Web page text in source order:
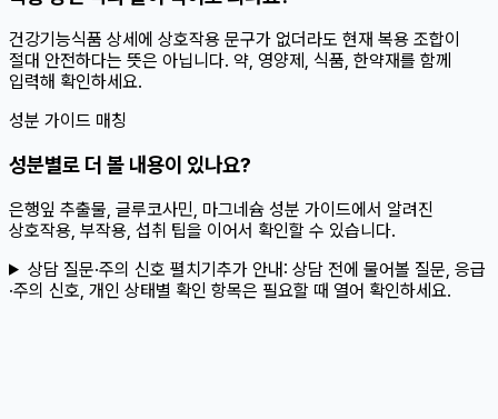
건강기능식품 상세에 상호작용 문구가 없더라도 현재 복용 조합이
절대 안전하다는 뜻은 아닙니다. 약, 영양제, 식품, 한약재를 함께
입력해 확인하세요.
성분 가이드 매칭
성분별로 더 볼 내용이 있나요?
은행잎 추출물, 글루코사민, 마그네슘 성분 가이드에서 알려진
상호작용, 부작용, 섭취 팁을 이어서 확인할 수 있습니다.
상담 질문·주의 신호 펼치기추가 안내: 상담 전에 물어볼 질문, 응급
·주의 신호, 개인 상태별 확인 항목은 필요할 때 열어 확인하세요.